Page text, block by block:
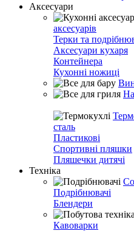
Аксесуари
аксесуарів
Терки та
Аксесуари кухаря
Контейнера
Кухонні ножиці
сталь
Пластикові
Спортивні пляшки
Пляшечки дитячі
Техніка
Подрібнювачі
Блендери
Кавоварки